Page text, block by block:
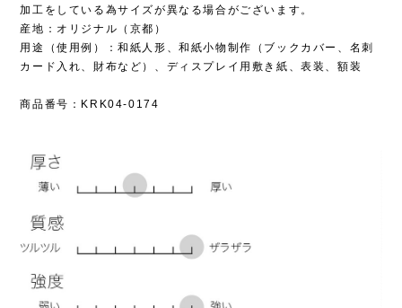
加工をしている為サイズが異なる場合がございます。
産地：オリジナル（京都）
用途（使用例）：和紙人形、和紙小物制作（ブックカバー、名刺
カード入れ、財布など）、ディスプレイ用敷き紙、表装、額装
商品番号：KRK04-0174